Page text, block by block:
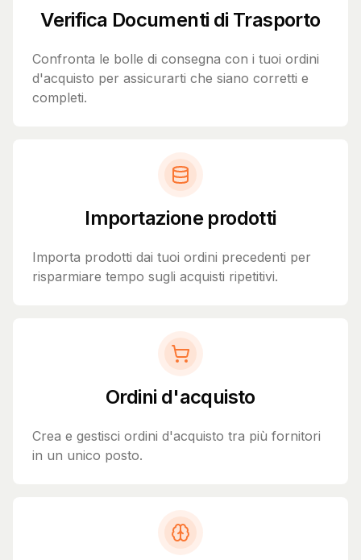
Verifica Documenti di Trasporto
Confronta le bolle di consegna con i tuoi ordini
d'acquisto per assicurarti che siano corretti e
completi.
Importazione prodotti
Importa prodotti dai tuoi ordini precedenti per
risparmiare tempo sugli acquisti ripetitivi.
Ordini d'acquisto
Crea e gestisci ordini d'acquisto tra più fornitori
in un unico posto.